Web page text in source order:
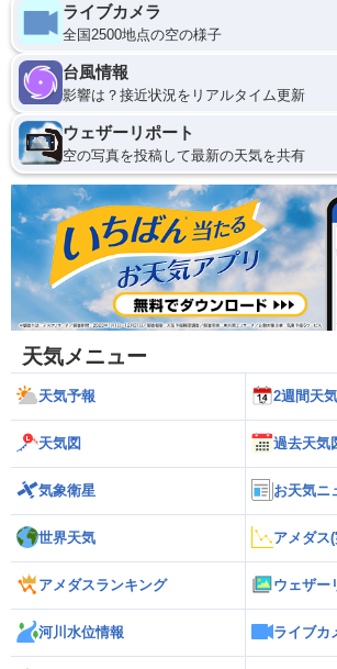
ライブカメラ
全国2500地点の空の様子
台風情報
影響は？接近状況をリアルタイム更新
ウェザーリポート
空の写真を投稿して最新の天気を共有
天気メニュー
天気予報 2週間天気
天気図 過去天気
気象衛星 お天気ニ
世界天気 アメダス
アメダスランキング ウェザー
河川水位情報 ライブカ